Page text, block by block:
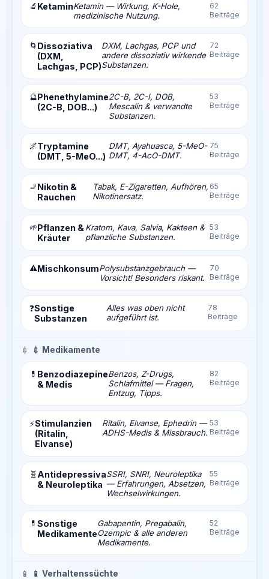
🔬 KetaminKetamin — Wirkung, K-Hole,
medizinische Nutzung.
62
Beiträge
🌀 Dissoziativa
(DXM,
Lachgas, PCP)
DXM, Lachgas, PCP und
andere dissoziativ wirkende
Substanzen.
72
Beiträge
🔮Phenethylamine
(2C-B, DOB...)
2C-B, 2C-I, DOB,
Mescalin & verwandte
Substanzen.
53
Beiträge
🌌Tryptamine
(DMT, 5-MeO...)
DMT, Ayahuasca, 5-MeO-
DMT, 4-AcO-DMT.
75
Beiträge
🚬Nikotin &
Rauchen
Tabak, E-Zigaretten, Aufhören,
Nikotinersatz.
65
Beiträge
🌱Pflanzen &
Kräuter
Kratom, Kava, Salvia, Kakteen &
pflanzliche Substanzen.
53
Beiträge
⚠️MischkonsumPolysubstanzgebrauch —
Vorsicht! Besonders riskant.
70
Beiträge
❓Sonstige
Substanzen
Alles was oben nicht
aufgeführt ist.
78
Beiträge
💉 💉 Medikamente
💊 Benzodiazepine
& Medis
Benzos, Z-Drugs,
Schlafmittel — Fragen,
Entzug, Tipps.
82
Beiträge
⚡Stimulanzien
(Ritalin,
Elvanse)
Ritalin, Elvanse, Ephedrin —
ADHS-Medis & Missbrauch.
53
Beiträge
🧬 Antidepressiva
& Neuroleptika
SSRI, SNRI, Neuroleptika
— Erfahrungen, Absetzen,
Wechselwirkungen.
55
Beiträge
💊 Sonstige
Medikamente
Gabapentin, Pregabalin,
Ozempic & alle anderen
Medikamente.
52
Beiträge
📱 📱 Verhaltenssüchte